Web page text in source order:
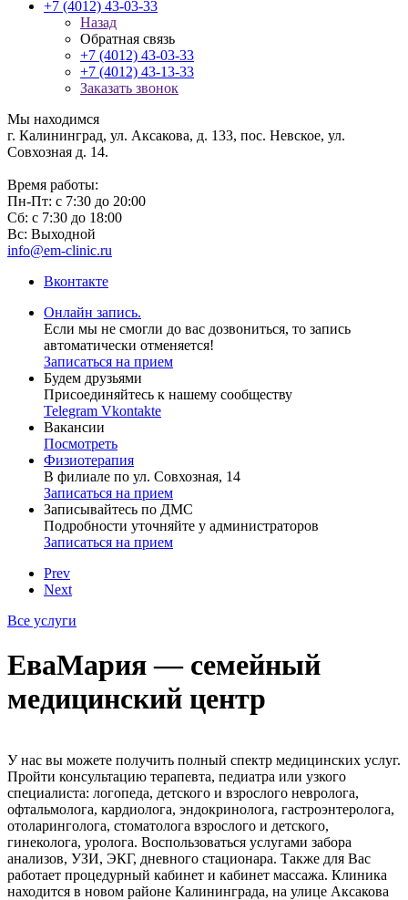
+7 (4012) 43-03-33
Назад
Обратная связь
+7 (4012) 43-03-33
+7 (4012) 43-13-33
Заказать звонок
Мы находимся
г. Калининград, ул. Аксакова, д. 133, пос. Невское, ул.
Совхозная д. 14.
Время работы:
Пн-Пт: с 7:30 до 20:00
Сб: с 7:30 до 18:00
Вс: Выходной
info@em-clinic.ru
Вконтакте
Онлайн запись.
Если мы не смогли до вас дозвониться, то запись
автоматически отменяется!
Записаться на прием
Будем друзьями
Присоединяйтесь к нашему сообществу
Telegram Vkontakte
Вакансии
Посмотреть
Физиотерапия
В филиале по ул. Совхозная, 14
Записаться на прием
Записывайтесь по ДМС
Подробности уточняйте у администраторов
Записаться на прием
Prev
Next
Все услуги
ЕваМария — семейный
медицинский центр
У нас вы можете получить полный спектр медицинских услуг.
Пройти консультацию терапевта, педиатра или узкого
специалиста: логопеда, детского и взрослого невролога,
офтальмолога, кардиолога, эндокринолога, гастроэнтеролога,
отоларинголога, стоматолога взрослого и детского,
гинеколога, уролога. Воспользоваться услугами забора
анализов, УЗИ, ЭКГ, дневного стационара. Также для Вас
работает процедурный кабинет и кабинет массажа. Клиника
находится в новом районе Калининграда, на улице Аксакова